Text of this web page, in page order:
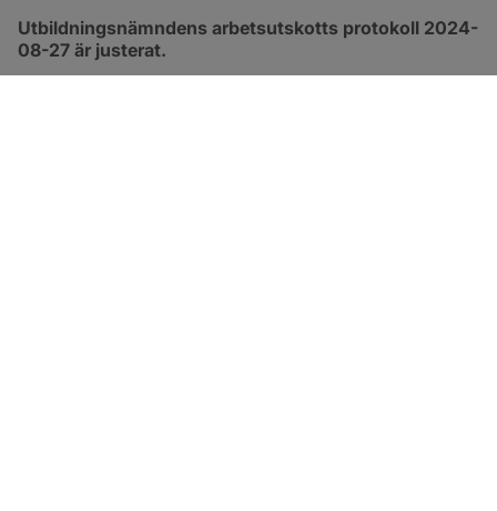
Utbildningsnämndens arbetsutskotts protokoll 2024-
08-27 är justerat.